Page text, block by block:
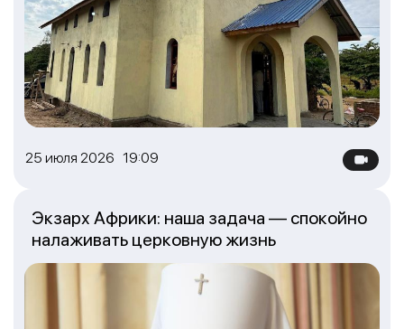
25 июля 2026 19:09
Экзарх Африки: наша задача — спокойно
налаживать церковную жизнь